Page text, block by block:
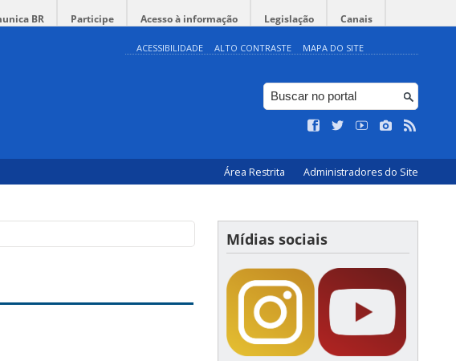
BR Participe Acesso à informação Legislação Canais
ACESSIBILIDADE ALTO CONTRASTE MAPA DO SITE
Área Restrita Administradores do Site
Mídias sociais